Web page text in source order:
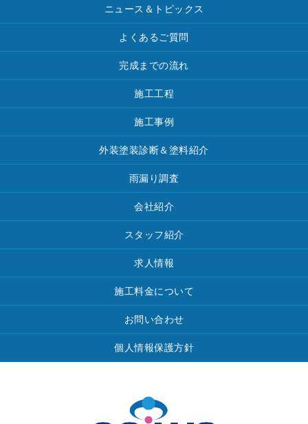
ニュース＆トピックス
よくあるご質問
完成までの流れ
施工工程
施工事例
外装塗装診断＆塗料紹介
雨漏り調査
会社紹介
スタッフ紹介
求人情報
施工料金について
お問い合わせ
個人情報保護方針